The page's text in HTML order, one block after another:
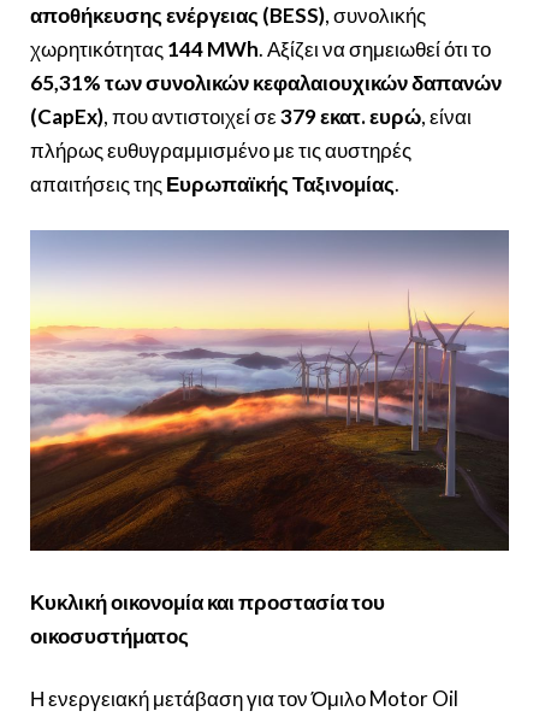
αποθήκευσης ενέργειας (BESS), συνολικής
χωρητικότητας144 MWh. Αξίζει να σημειωθεί ότι το
65,31% των συνολικών κεφαλαιουχικών δαπανών
(CapEx), που αντιστοιχεί σε379 εκατ. ευρώ, είναι
πλήρως ευθυγραμμισμένο με τις αυστηρές
απαιτήσεις τηςΕυρωπαϊκής Ταξινομίας.
Κυκλική οικονομία και προστασία του
οικοσυστήματος
Η ενεργειακή μετάβαση για τον Όμιλο Motor Oil